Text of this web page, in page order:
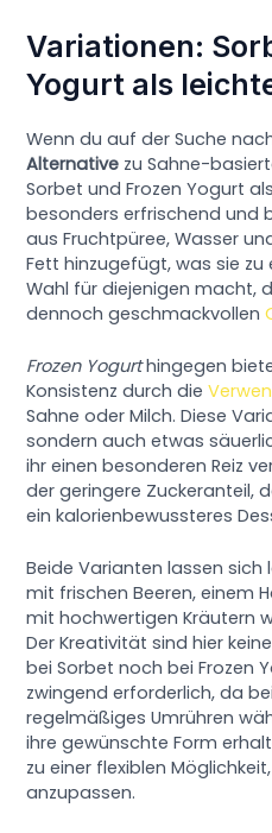
Variationen:
Yogurt als
Wenn du auf der Suche
Alternative zu Sahne-
Sorbet und Frozen Yogurt
besonders erfrischend und
aus Fruchtpüree, Wasser
Fett hinzugefügt, was sie
Wahl für diejenigen macht,
dennoch geschmackvollen
Frozen Yogurthingegen
Konsistenz durch die
Sahne oder Milch. Diese
sondern auch etwas
ihr einen besonderen Reiz
der geringere Zuckeranteil,
ein kalorienbewussteres
Beide Varianten lassen
mit frischen Beeren, einem
mit hochwertigen Kräutern
Der Kreativität sind hier
bei Sorbet noch bei Frozen
zwingend erforderlich, da
regelmäßiges Umrühren
ihre gewünschte Form
zu einer flexiblen
anzupassen.